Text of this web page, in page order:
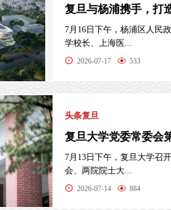
复旦与杨浦携手，打
7月16日下午，杨浦区人民
学校长、上海医...
2026-07-17 533
头条复旦
复旦大学党委常委会
7月13日下午，复旦大学召
会、两院院士大...
2026-07-14 884